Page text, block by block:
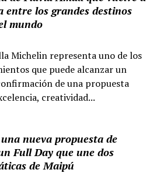
entre los grandes destinos
mundo
Michelin representa uno de los
que puede alcanzar un
de una propuesta
creatividad...
nueva propuesta de
Full Day que une dos
de Maipú